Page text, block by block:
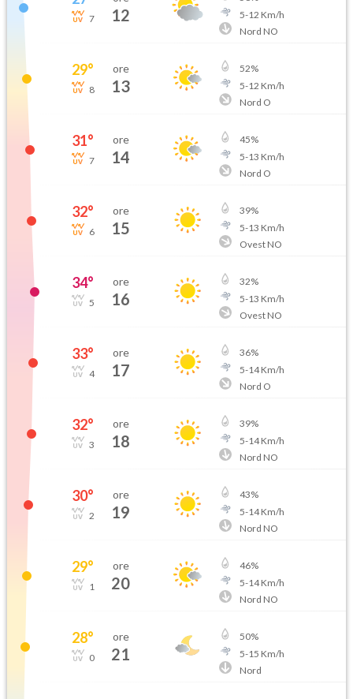
7 12
5-12 Km/h
Nord NO
29°
8
ore
13
52%
5-12 Km/h
Nord O
31°
7
ore
14
45%
5-13 Km/h
Nord O
32°
6
ore
15
39%
5-13 Km/h
Ovest NO
34°
5
ore
16
32%
5-13 Km/h
Ovest NO
33°
4
ore
17
36%
5-14Km/h
Nord O
32°
3
ore
18
39%
5-14Km/h
Nord NO
30°
2
ore
19
43%
5-14Km/h
Nord NO
29°
1
ore
20
46%
5-14Km/h
Nord NO
28°
0
ore
21
50%
5-15 Km/h
Nord